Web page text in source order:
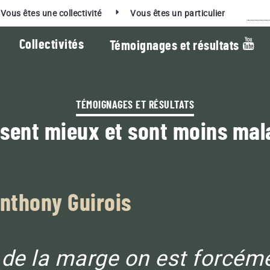
Vous êtes une collectivité Vous êtes un particulier
PRODUITS RESPECTUEUX DE LA TERRE
BACTÉRIOLIT
Additif de compostage pour fumiers,
Collectivités
QUI ASSOCIENT PERFORMANCE ET
de sport
GREEN
Témoignages et résultats
La vidéo du mois :
TÉMOIGNAGES ET RÉSULTATS
mieux et sont moins
Guirois
la marge on est